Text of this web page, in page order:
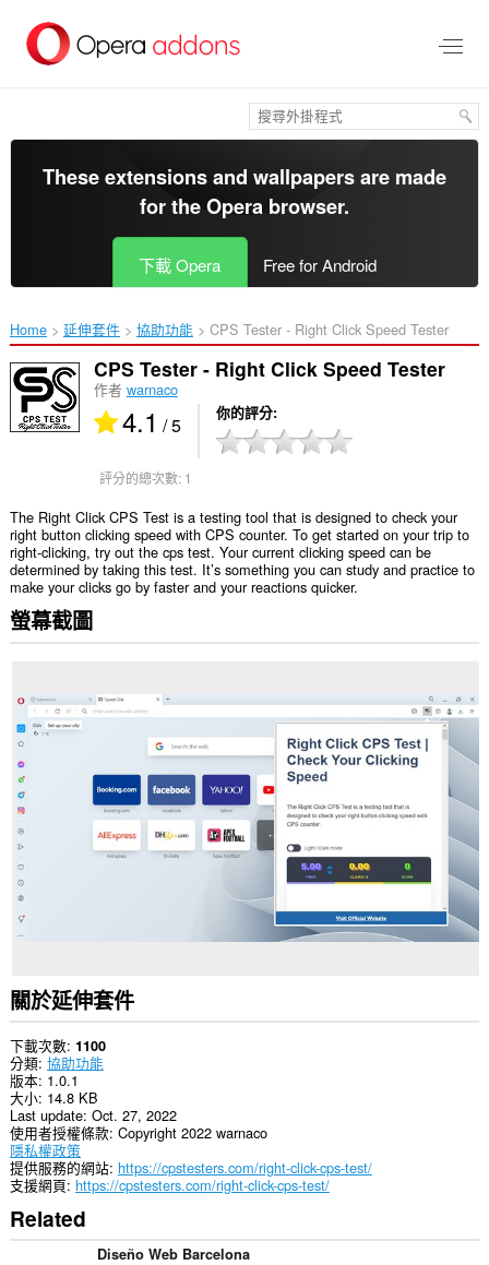
區
These extensions and wallpapers are made
for theOpera browser.
下載 Opera Free for Android
Home 延伸套件 協助功能 CPS Tester - Right Click Speed Tester‎
CPS Tester - Right Click Speed Tester
作者 warnaco
4.1 / 5 你的評分
評分的總次數: 1
The Right Click CPS Test is a testing tool that is designed to check your
right button clicking speed with CPS counter. To get started on your trip to
right-clicking, try out the cps test. Your current clicking speed can be
determined by taking this test. It’s something you can study and practice to
make your clicks go by faster and your reactions quicker.
螢幕截圖
關於延伸套件
下載次數 1100
分類 協助功能
版本 1.0.1
大小 14.8 KB
Last update Oct. 27, 2022
使用者授權條款 Copyright 2022 warnaco
隱私權政策
提供服務的網站 https://cpstesters.com/right-click-cps-test/
支援網頁 https://cpstesters.com/right-click-cps-test/
Related
Diseño Web Barcelona